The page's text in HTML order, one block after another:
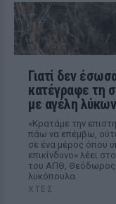
Γιατί δεν
κατέγραφε τη
με αγέλη
«Κρατάμε την
πάω να επέμβω, ούτε
σε ένα μέρος όπου
επικίνδυνο» λέει
του ΑΠΘ, Θεόδωρος
λυκόπουλα
ΧΤΕΣ